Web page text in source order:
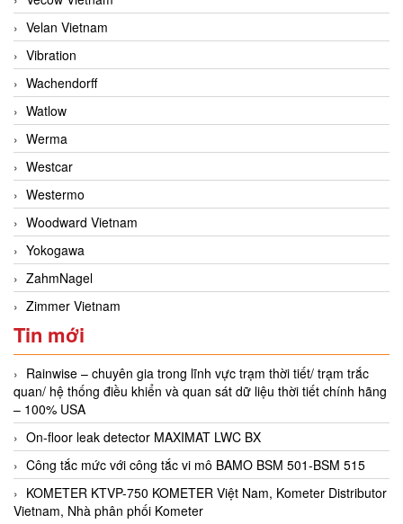
Velan Vietnam
Vibration
Wachendorff
Watlow
Werma
Westcar
Westermo
Woodward Vietnam
Yokogawa
ZahmNagel
Zimmer Vietnam
Tin mới
Rainwise – chuyên gia trong lĩnh vực trạm thời tiết/ trạm trắc
quan/ hệ thống điều khiển và quan sát dữ liệu thời tiết chính hãng
– 100% USA
On-floor leak detector MAXIMAT LWC BX
Công tắc mức với công tắc vi mô BAMO BSM 501-BSM 515
KOMETER KTVP-750 KOMETER Việt Nam, Kometer Distributor
Vietnam, Nhà phân phối Kometer